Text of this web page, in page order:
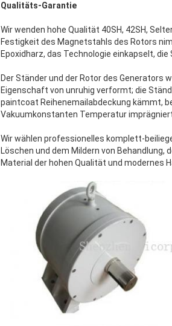
Qualitäts-Garantie
Wir wenden hohe Qualität 40SH, 42SH,
Festigkeit des Magnetstahls des Rotors
Epoxidharz, das Technologie einkapselt,
Der Ständer und der Rotor des Generators
Eigenschaft von unruhig verformt; die
paintcoat Reihenemailabdeckung kämmt,
Vakuumkonstanten Temperatur
Wir wählen professionelles komplett-
Löschen und dem Mildern von
Material der hohen Qualität und modernes